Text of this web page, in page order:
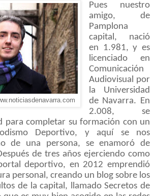
Pues nuestro
amigo, de
Pamplona
capital, nació
en 1.981, y es
licenciado en
Comunicación
Audiovisual por
la Universidad
de Navarra. En
2.008, se
para completar su formación con un
Deportivo, y aquí se nos
de una persona, se enamoró de
de tres años ejerciendo como
deportivo, en 2012 emprendió
personal, creando un blog sobre los
de la capital, llamado Secretos de